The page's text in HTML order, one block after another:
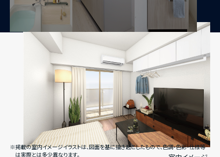
※掲載の室内イメージイラストは、図面を基に描き起こしたもので、色調・色彩・仕様等
は実際とは多少異なります。